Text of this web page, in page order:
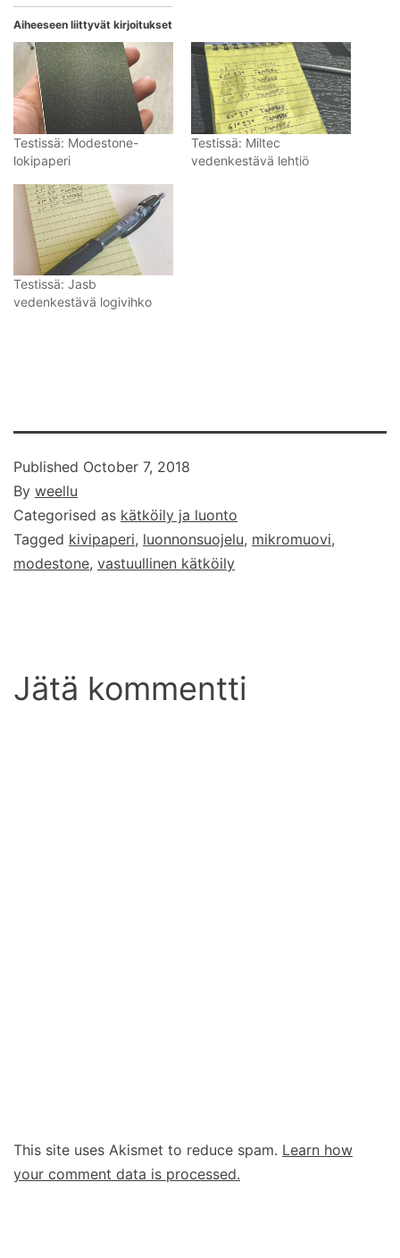
Aiheeseen liittyvät kirjoitukset
Testissä: Modestone-
lokipaperi
Testissä: Miltec
vedenkestävä lehtiö
Testissä: Jasb
vedenkestävä logivihko
Published October 7, 2018
By weellu
Categorised as kätköily ja luonto
Tagged kivipaperi, luonnonsuojelu, mikromuovi,
modestone, vastuullinen kätköily
Jätä kommentti
This site uses Akismet to reduce spam. Learn how
your comment data is processed.